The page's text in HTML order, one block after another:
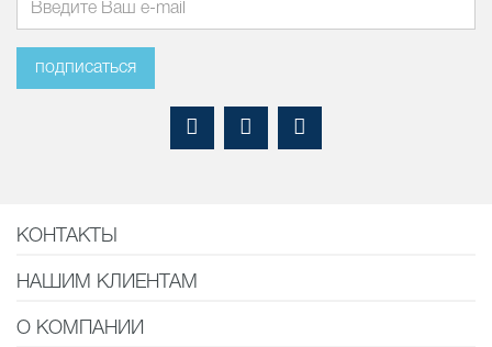
подписаться
КОНТАКТЫ
НАШИМ КЛИЕНТАМ
О КОМПАНИИ